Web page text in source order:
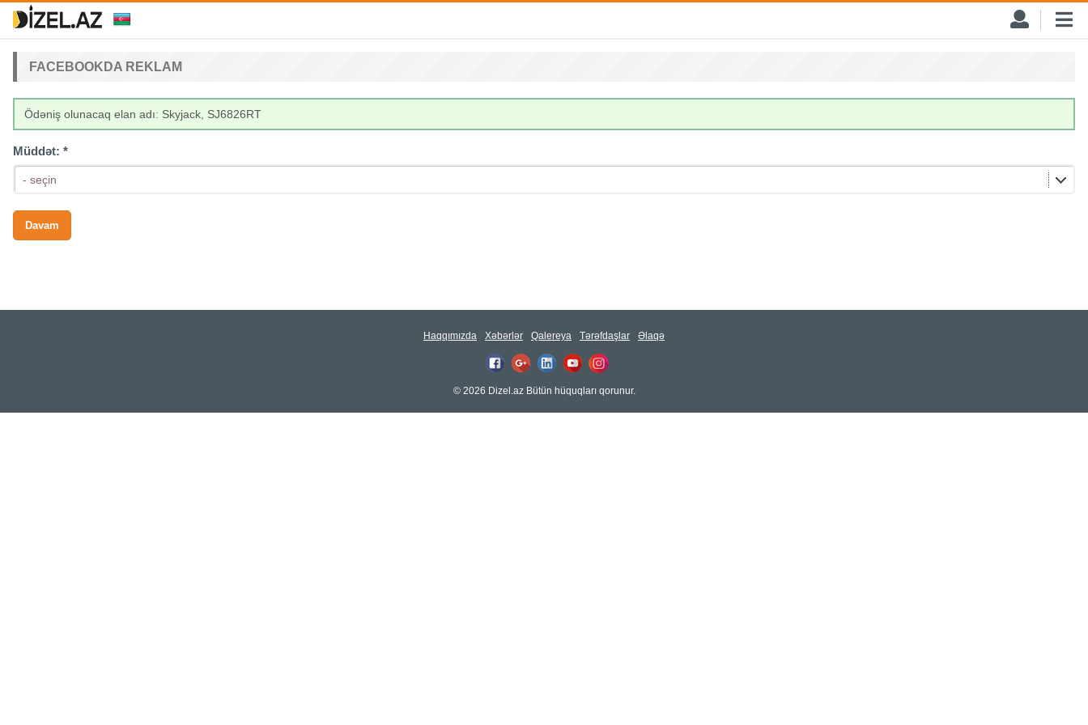
FACEBOOKDA REKLAM
Ödəniş olunacaq elan adı: Skyjack, SJ6826RT
Müddət: *
- seçin
Haqqımızda Xəbərlər Qalereya Tərəfdaşlar Əlaqə
© 2026 Dizel.az Bütün hüquqları qorunur.